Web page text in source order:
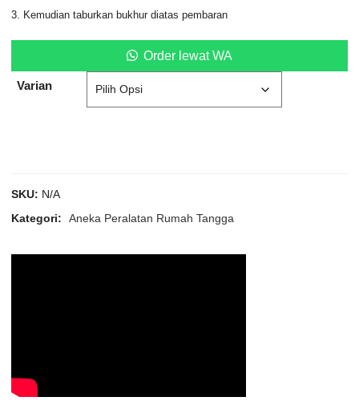
3. Kemudian taburkan bukhur diatas pembaran
Order lewat WA
Varian
SKU: N/A
Kategori:
Aneka Peralatan Rumah Tangga